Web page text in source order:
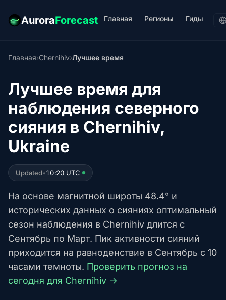
AuroraForecast Главная Регионы Гиды
Главная›Chernihiv›Лучшее время
Лучшее время для
наблюдения северного
сияния в Chernihiv,
Ukraine
Updated•10:20 UTC
На основе магнитной широты 48.4° и
исторических данных о сияниях оптимальный
сезон наблюдения в Chernihiv длится с
Сентябрь по Март. Пик активности сияний
приходится на равноденствие в Сентябрь с 10
часами темноты. Проверить прогноз на
сегодня для Chernihiv →